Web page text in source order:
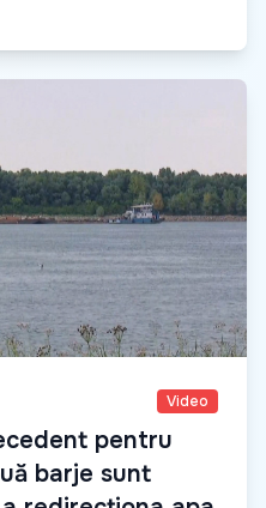
Video
pentru
barje sunt